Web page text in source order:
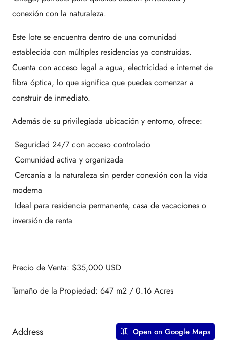
conexión con la naturaleza.
Este lote se encuentra dentro de una comunidad
establecida con múltiples residencias ya construidas.
Cuenta con acceso legal a agua, electricidad e internet de
fibra óptica, lo que significa que puedes comenzar a
construir de inmediato.
Además de su privilegiada ubicación y entorno, ofrece:
Seguridad 24/7 con acceso controlado
Comunidad activa y organizada
Cercanía a la naturaleza sin perder conexión con la vida
moderna
Ideal para residencia permanente, casa de vacaciones o
inversión de renta
Precio de Venta: $35,000 USD
Tamaño de la Propiedad: 647 m2 / 0.16 Acres
Address Open on Google Maps